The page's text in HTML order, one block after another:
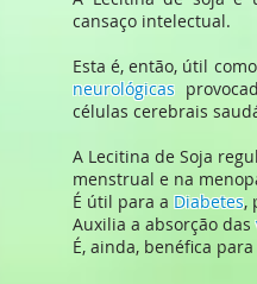
cansaço intelectual.
Esta é, então, útil
neurológicas
células cerebrais
A Lecitina de Soja
menstrual e na
É útil para a Diabetes,
Auxilia a absorção das
É, ainda, benéfica